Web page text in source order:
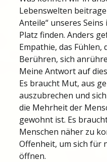
Lebenswelten
Anteile“ unseres
Platz finden. Anders
Empathie, das Fühlen,
Berühren, sich
Meine Antwort auf
Es braucht Mut, aus
auszubrechen und
die Mehrheit der
gewohnt ist. Es
Menschen näher zu
Offenheit, um sich für
öffnen.